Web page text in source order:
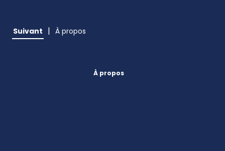
Suivant | À propos
À propos